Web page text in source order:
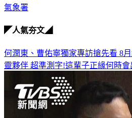
氣象署
◤人氣夯文◢
何潤東、曹佑寧獨家專訪搶先看 8
靈夥伴 超準測字!這輩子正緣何時會